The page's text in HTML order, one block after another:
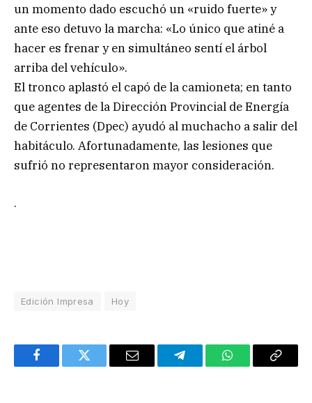
un momento dado escuchó un «ruido fuerte» y
ante eso detuvo la marcha: «Lo único que atiné a
hacer es frenar y en simultáneo sentí el árbol
arriba del vehículo».
El tronco aplastó el capó de la camioneta; en tanto
que agentes de la Dirección Provincial de Energía
de Corrientes (Dpec) ayudó al muchacho a salir del
habitáculo. Afortunadamente, las lesiones que
sufrió no representaron mayor consideración.
.
Edición Impresa Hoy
FacebookTwitter Email TelegramWhatsAppCopy